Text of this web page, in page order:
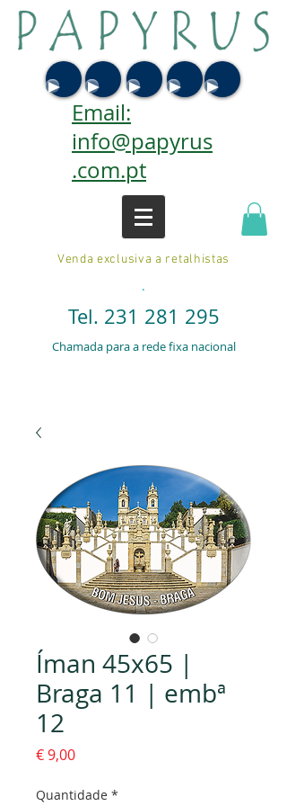
Email:
info@papyrus
.com.pt
Venda exclusiva a retalhistas
.
Tel. 231 281 295
Chamada para a rede fixa nacional
Íman 45x65 |
Braga 11 | embª
12
€ 9,00Preço
Quantidade *